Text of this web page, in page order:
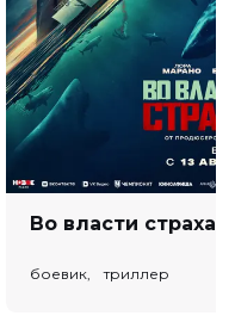
боевик, триллер